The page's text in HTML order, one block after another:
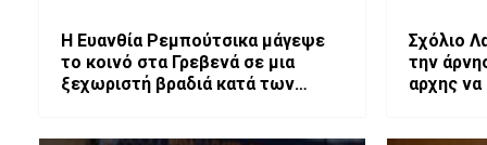
Η Ευανθία Ρεμπούτσικα μάγεψε
το κοινό στα Γρεβενά σε μια
ξεχωριστή βραδιά κατά των
Σχόλιο
την
αρχης